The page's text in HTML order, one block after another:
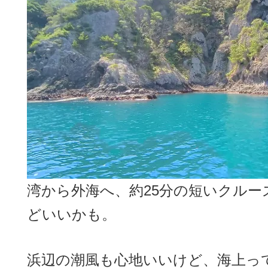
湾から外海へ、約25分の短いクル
どいいかも。
浜辺の潮風も心地いいけど、海上